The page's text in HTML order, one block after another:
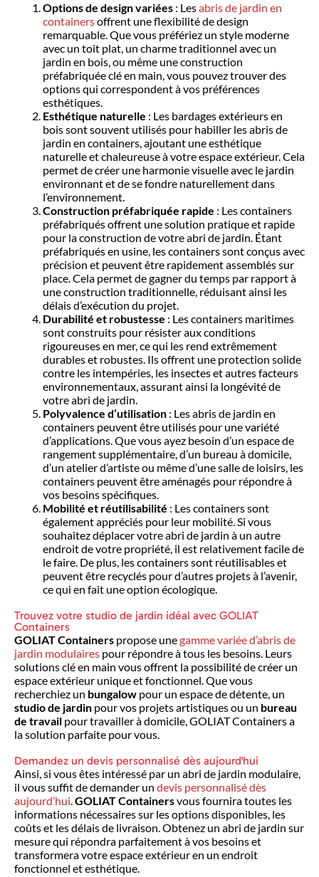
Options de design variées : Lesabris de jardin en
containersoffrent une flexibilité de design
remarquable. Que vous préfériez un style moderne
avec un toit plat, un charme traditionnel avec un
jardin en bois, ou même une construction
préfabriquée clé en main, vous pouvez trouver des
options qui correspondent à vos préférences
esthétiques.
Esthétique naturelle : Les bardages extérieurs en
bois sont souvent utilisés pour habiller les abris de
jardin en containers, ajoutant une esthétique
naturelle et chaleureuse à votre espace extérieur. Cela
permet de créer une harmonie visuelle avec le jardin
environnant et de se fondre naturellement dans
l’environnement.
Construction préfabriquée rapide : Les containers
préfabriqués offrent une solution pratique et rapide
pour la construction de votre abri de jardin. Étant
préfabriqués en usine, les containers sont conçus avec
précision et peuvent être rapidement assemblés sur
place. Cela permet de gagner du temps par rapport à
une construction traditionnelle, réduisant ainsi les
délais d’exécution du projet.
Durabilité et robustesse : Les containers maritimes
sont construits pour résister aux conditions
rigoureuses en mer, ce qui les rend extrêmement
durables et robustes. Ils offrent une protection solide
contre les intempéries, les insectes et autres facteurs
environnementaux, assurant ainsi la longévité de
votre abri de jardin.
Polyvalence d’utilisation : Les abris de jardin en
containers peuvent être utilisés pour une variété
d’applications. Que vous ayez besoin d’un espace de
rangement supplémentaire, d’un bureau à domicile,
d’un atelier d’artiste ou même d’une salle de loisirs, les
containers peuvent être aménagés pour répondre à
vos besoins spécifiques.
Mobilité et réutilisabilité : Les containers sont
également appréciés pour leur mobilité. Si vous
souhaitez déplacer votre abri de jardin à un autre
endroit de votre propriété, il est relativement facile de
le faire. De plus, les containers sont réutilisables et
peuvent être recyclés pour d’autres projets à l’avenir,
ce qui en fait une option écologique.
Trouvez votre studio de jardin idéal avec GOLIAT
Containers
GOLIAT Containers propose unegamme variée d’abris de
jardin modulaires pour répondre à tous les besoins. Leurs
solutions clé en main vous offrent la possibilité de créer un
espace extérieur unique et fonctionnel. Que vous
recherchiez un bungalow pour un espace de détente, un
studio de jardin pour vos projets artistiques ou un bureau
de travail pour travailler à domicile, GOLIAT Containers a
la solution parfaite pour vous.
Demandez un devis personnalisé dès aujourd'hui
Ainsi, si vous êtes intéressé par un abri de jardin modulaire,
il vous suffit de demander un devis personnalisé dès
aujourd’hui.GOLIAT Containersvous fournira toutes les
informations nécessaires sur les options disponibles, les
coûts et les délais de livraison. Obtenez un abri de jardin sur
mesure qui répondra parfaitement à vos besoins et
transformera votre espace extérieur en un endroit
fonctionnel et esthétique.